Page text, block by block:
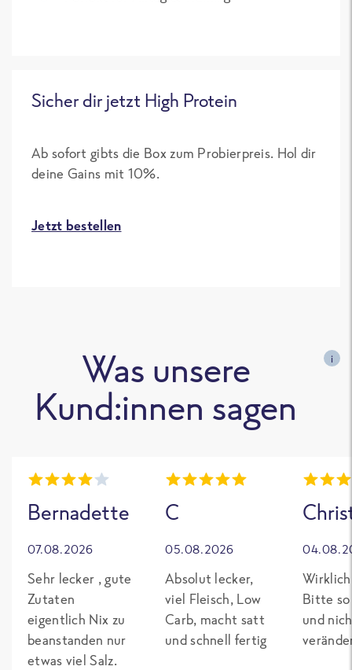
Sicher dir jetzt High Protein
Ab sofort gibts die Box zum Probierpreis. Hol dir
deine Gains mit 10%.
Jetzt bestellen
Was unsere
Kund:innen sagen
i
Bernadette
07.08.2026
Sehr lecker , gute
Zutaten
eigentlich Nix zu
beanstanden nur
etwas viel Salz.
C
05.08.2026
Absolut lecker,
viel Fleisch, Low
Carb, macht satt
und schnell fertig
Bitte so
und